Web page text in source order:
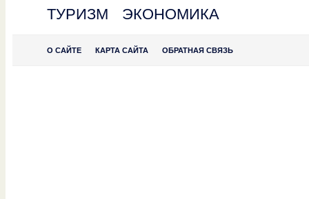
ТУРИЗМ
ЭКОНОМИКА
О САЙТЕ КАРТА САЙТА ОБРАТНАЯ СВЯЗЬ